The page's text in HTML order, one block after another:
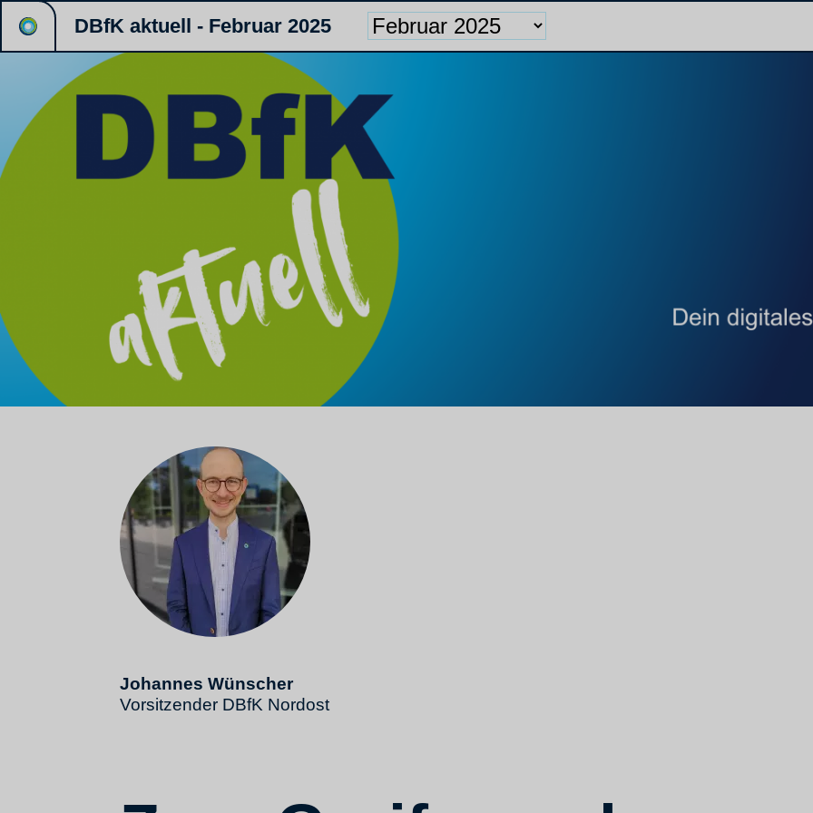
DBfK aktuell - Februar 2025
Johannes Wünscher
Vorsitzender DBfK Nordost